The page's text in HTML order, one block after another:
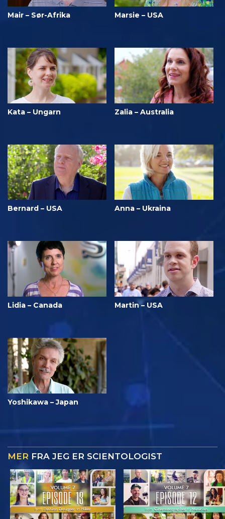
Mair – Sør-Afrika Marsie – USA
Kata – Ungarn Zalia – Australia
Bernard – USA Anna – Ukraina
Lidia – Canada Martin – USA
Yoshikawa – Japan
MER FRA JEG ER SCIENTOLOGIST